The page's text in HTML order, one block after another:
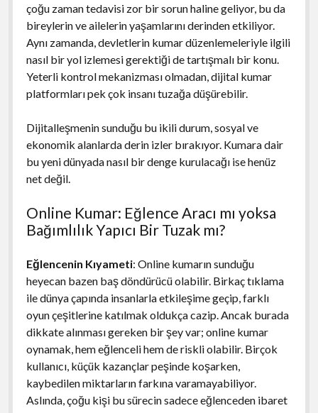
çoğu zaman tedavisi zor bir sorun haline geliyor, bu da
bireylerin ve ailelerin yaşamlarını derinden etkiliyor.
Aynı zamanda, devletlerin kumar düzenlemeleriyle ilgili
nasıl bir yol izlemesi gerektiği de tartışmalı bir konu.
Yeterli kontrol mekanizması olmadan, dijital kumar
platformları pek çok insanı tuzağa düşürebilir.
Dijitalleşmenin sunduğu bu ikili durum, sosyal ve
ekonomik alanlarda derin izler bırakıyor. Kumara dair
bu yeni dünyada nasıl bir denge kurulacağı ise henüz
net değil.
Online Kumar: Eğlence Aracı mı yoksa
Bağımlılık Yapıcı Bir Tuzak mı?
Eğlencenin Kıyameti: Online kumarın sunduğu
heyecan bazen baş döndürücü olabilir. Birkaç tıklama
ile dünya çapında insanlarla etkileşime geçip, farklı
oyun çeşitlerine katılmak oldukça cazip. Ancak burada
dikkate alınması gereken bir şey var; online kumar
oynamak, hem eğlenceli hem de riskli olabilir. Birçok
kullanıcı, küçük kazançlar peşinde koşarken,
kaybedilen miktarların farkına varamayabiliyor.
Aslında, çoğu kişi bu sürecin sadece eğlenceden ibaret